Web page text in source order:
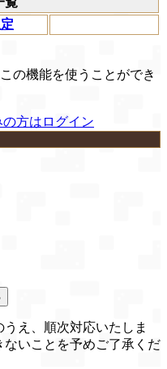
の機能を使うことができ
方はログイン
え、順次対応いたしま
いことを予めご了承くだ